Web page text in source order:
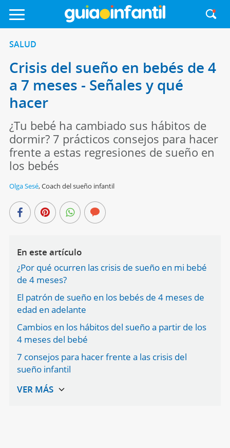
SALUD
Crisis del sueño en bebés de 4
a 7 meses - Señales y qué
hacer
¿Tu bebé ha cambiado sus hábitos de
dormir? 7 prácticos consejos para hacer
frente a estas regresiones de sueño en
los bebés
Olga Sesé,Coach del sueño infantil
En este artículo
¿Por qué ocurren las crisis de sueño en mi bebé
de 4 meses?
El patrón de sueño en los bebés de 4 meses de
edad en adelante
Cambios en los hábitos del sueño a partir de los
4 meses del bebé
7 consejos para hacer frente a las crisis del
sueño infantil